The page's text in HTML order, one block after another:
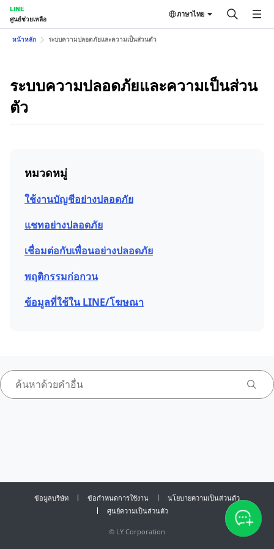
LINE
ศูนย์ช่วยเหลือ
ภาษาไทย
หน้าหลัก ระบบความปลอดภัยและความเป็นส่วนตัว
ระบบความปลอดภัยและความเป็นส่วน
ตัว
หมวดหมู่
ใช้งานบัญชีอย่างปลอดภัย
แชทอย่างปลอดภัย
เชื่อมต่อกับเพื่อนอย่างปลอดภัย
พฤติกรรมก่อกวน
ข้อมูลที่ใช้ใน LINE/โฆษณา
ข้อมูลบริษัท ข้อกำหนดการใช้งาน
นโยบายความเป็นส่วนตัว
ศูนย์ความเป็นส่วนตัว
© LY Corporation